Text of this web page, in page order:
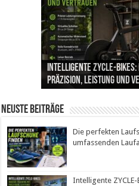
Die perfekten
umfassenden
Intelligente ZYCLE-
Präzision, Leistung und
Insemination (IUI):
Kosten im Überblick
Cannabis als Medizin:
und Schlaf im Alltag
Leben mit Inkontinenz:
Sicherheit im Alltag
Neuste Beiträge
Die perfekten
umfassenden
Intelligente